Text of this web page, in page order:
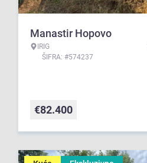
Manastir Hopovo
IRIG
ŠIFRA: #574237
€82.400